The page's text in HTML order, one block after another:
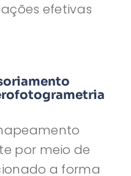
efetivas
por meio de
a forma